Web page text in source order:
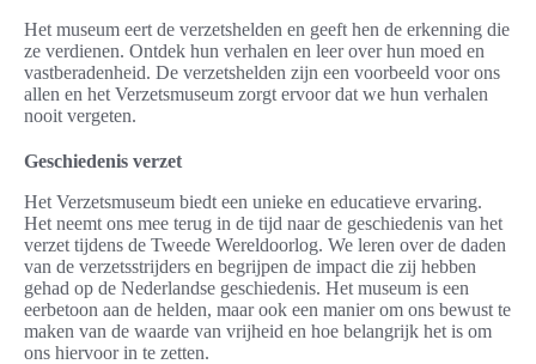
Het museum eert de verzetshelden en geeft hen de erkenning die
ze verdienen. Ontdek hun verhalen en leer over hun moed en
vastberadenheid. De verzetshelden zijn een voorbeeld voor ons
allen en het Verzetsmuseum zorgt ervoor dat we hun verhalen
nooit vergeten.
Geschiedenis verzet
Het Verzetsmuseum biedt een unieke en educatieve ervaring.
Het neemt ons mee terug in de tijd naar de geschiedenis van het
verzet tijdens de Tweede Wereldoorlog. We leren over de daden
van de verzetsstrijders en begrijpen de impact die zij hebben
gehad op de Nederlandse geschiedenis. Het museum is een
eerbetoon aan de helden, maar ook een manier om ons bewust te
maken van de waarde van vrijheid en hoe belangrijk het is om
ons hiervoor in te zetten.